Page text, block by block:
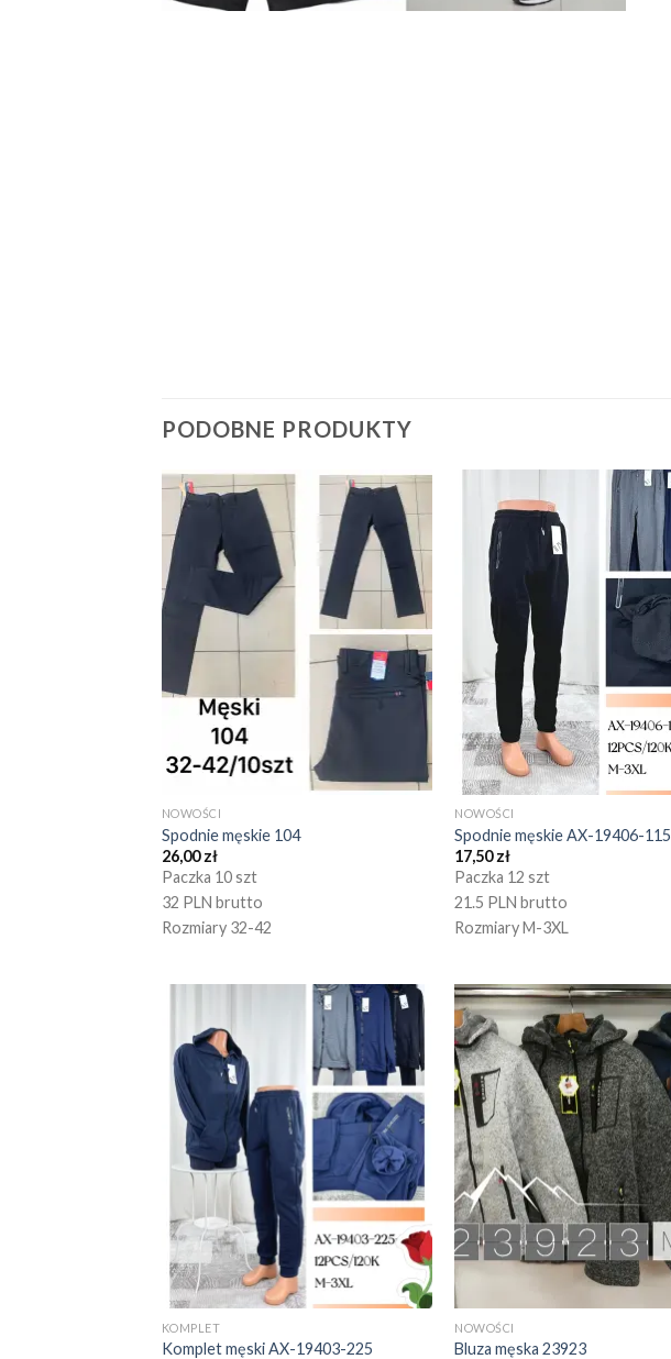
PODOBNE PRODUKTY
NOWOŚCI
Spodnie męskie 104
26,00zł
Paczka 10 szt
32 PLN brutto
Rozmiary 32-42
NOWOŚCI
Spodnie męskie AX-19406-115
17,50zł
Paczka 12 szt
21.5 PLN brutto
Rozmiary M-3XL
KOMPLET
Komplet męski AX-19403-225
NOWOŚCI
Bluza męska 23923